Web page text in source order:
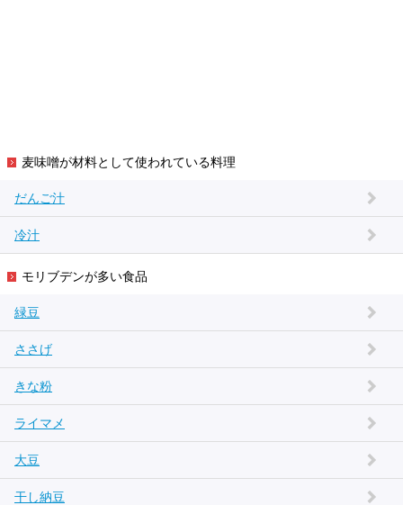
麦味噌が材料として使われている料理
だんご汁
冷汁
モリブデンが多い食品
緑豆
ささげ
きな粉
ライマメ
大豆
干し納豆